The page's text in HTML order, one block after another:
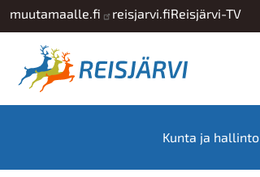
Hyppää pääsisältöön
muutamaalle.fi reisjarvi.fiReisjärvi-TV
Kunta ja hallinto